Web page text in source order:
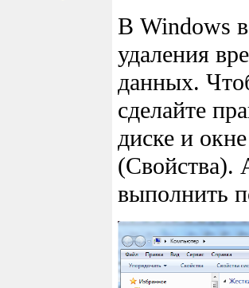
В Windows
удаления
данных.
сделайте
диске и
(Свойства).
выполнить